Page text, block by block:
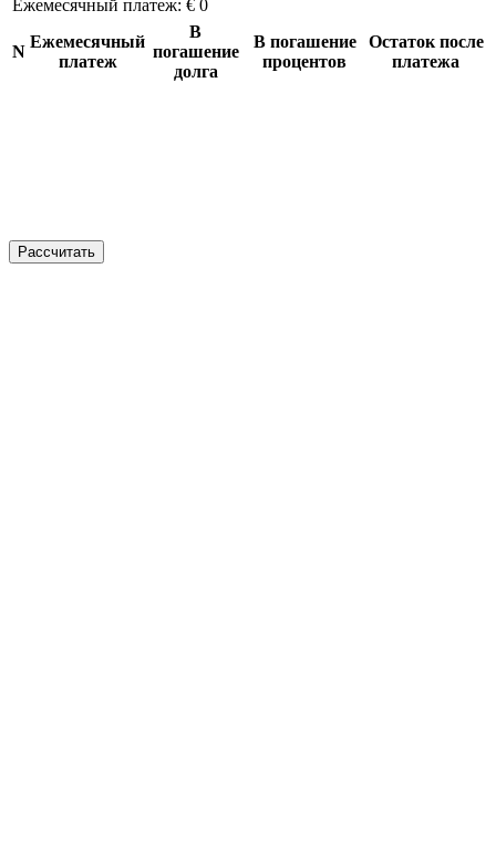
Ежемесячный платеж: € 0
N
Ежемесячный
платеж
В
погашение
долга
В погашение
процентов
Остаток после
платежа
Рассчитать